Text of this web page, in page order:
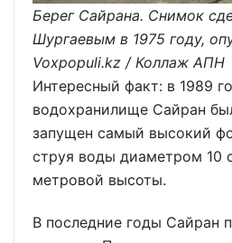
Берег Сайрана. Снимок
Шургаевым в 1975 году,
Voxpopuli.kz / Коллаж АПН
Интересный факт: в 1989
водохранилище Сайран
запущен самый высокий
струя воды диаметром 10
метровой высоты.
В последние годы Сайран